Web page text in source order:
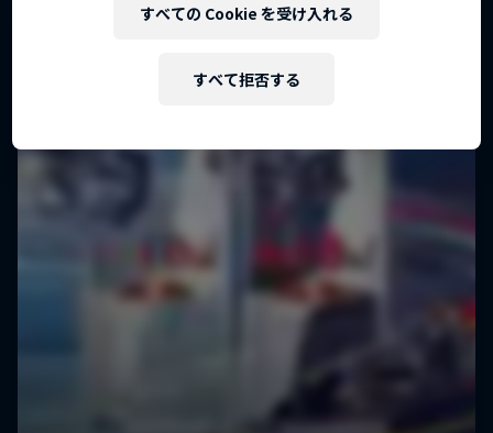
すべて拒否する
すべての Cookie を受け入れる